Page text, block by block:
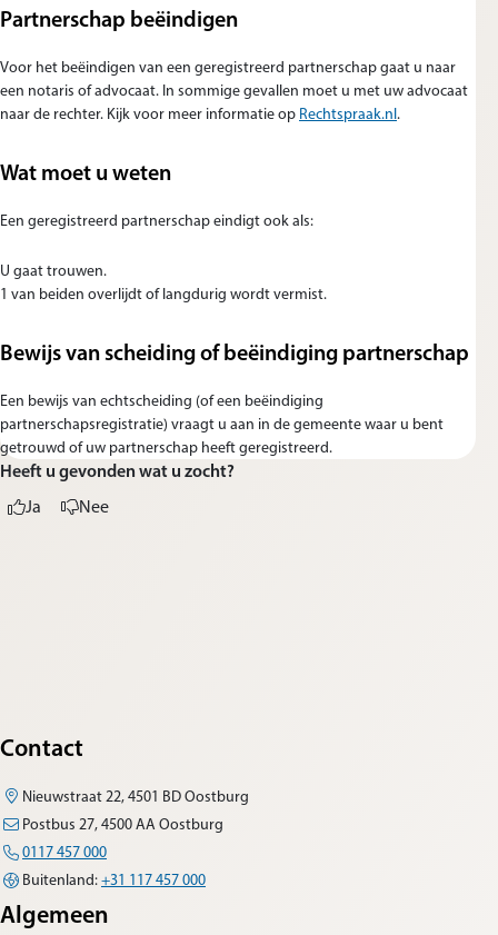
Partnerschap beëindigen
Voor het beëindigen van een geregistreerd partnerschap gaat u naar
een notaris of advocaat. In sommige gevallen moet u met uw advocaat
naar de rechter. Kijk voor meer informatie op Rechtspraak.nl(opent in
.
Wat moet u weten
Een geregistreerd partnerschap eindigt ook als:
U gaat trouwen.
1 van beiden overlijdt of langdurig wordt vermist.
Bewijs van scheiding of beëindiging partnerschap
Een bewijs van echtscheiding (of een beëindiging
partnerschapsregistratie) vraagt u aan in de gemeente waar u bent
getrouwd of uw partnerschap heeft geregistreerd.
Heeft u gevonden wat u zocht?
Ja Nee
Contact
Nieuwstraat 22, 4501 BD Oostburg
Postbus 27, 4500 AA Oostburg
0117 457 000
Buitenland:+31 117 457 000
Algemeen